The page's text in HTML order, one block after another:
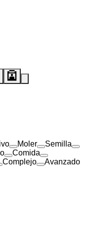
Moler
Semilla
Comida
Complejo
Avanzado